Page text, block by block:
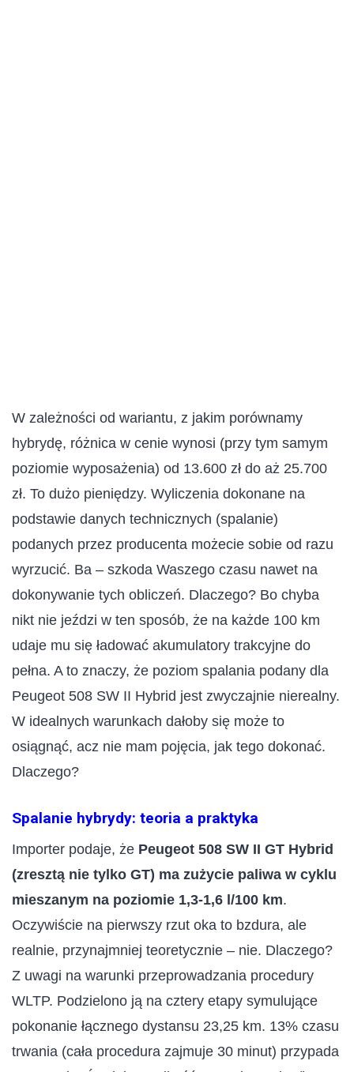
W zależności od wariantu, z jakim porównamy
hybrydę, różnica w cenie wynosi (przy tym samym
poziomie wyposażenia) od 13.600 zł do aż 25.700
zł. To dużo pieniędzy. Wyliczenia dokonane na
podstawie danych technicznych (spalanie)
podanych przez producenta możecie sobie od razu
wyrzucić. Ba – szkoda Waszego czasu nawet na
dokonywanie tych obliczeń. Dlaczego? Bo chyba
nikt nie jeździ w ten sposób, że na każde 100 km
udaje mu się ładować akumulatory trakcyjne do
pełna. A to znaczy, że poziom spalania podany dla
Peugeot 508 SW II Hybrid jest zwyczajnie nierealny.
W idealnych warunkach dałoby się może to
osiągnąć, acz nie mam pojęcia, jak tego dokonać.
Dlaczego?
Spalanie hybrydy: teoria a praktyka
Importer podaje, że Peugeot 508 SW II GT Hybrid
(zresztą nie tylko GT) ma zużycie paliwa w cyklu
mieszanym na poziomie 1,3-1,6 l/100 km.
Oczywiście na pierwszy rzut oka to bzdura, ale
realnie, przynajmniej teoretycznie – nie. Dlaczego?
Z uwagi na warunki przeprowadzania procedury
WLTP. Podzielono ją na cztery etapy symulujące
pokonanie łącznego dystansu 23,25 km. 13% czasu
trwania (cała procedura zajmuje 30 minut) przypada